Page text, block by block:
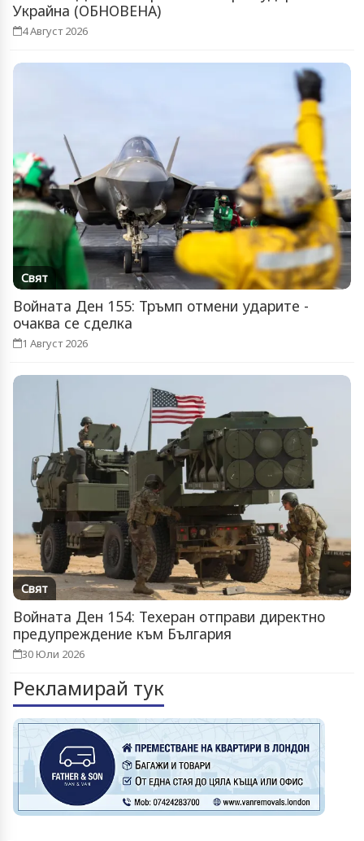
Украйна (ОБНОВЕНА)
4 Август 2026
Свят
Войната Ден 155: Тръмп отмени ударите -
очаква се сделка
1 Август 2026
Свят
Войната Ден 154: Техеран отправи директно
предупреждение към България
30 Юли 2026
Рекламирай тук